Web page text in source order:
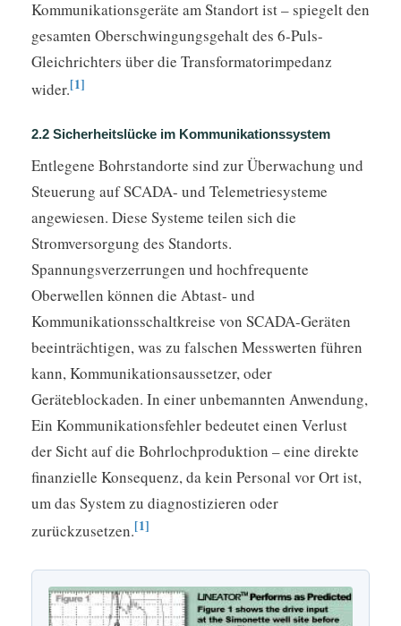
Kommunikationsgeräte am Standort ist – spiegelt den
gesamten Oberschwingungsgehalt des 6-Puls-
Gleichrichters über die Transformatorimpedanz
wider.[1]
2.2 Sicherheitslücke im Kommunikationssystem
Entlegene Bohrstandorte sind zur Überwachung und
Steuerung auf SCADA- und Telemetriesysteme
angewiesen. Diese Systeme teilen sich die
Stromversorgung des Standorts.
Spannungsverzerrungen und hochfrequente
Oberwellen können die Abtast- und
Kommunikationsschaltkreise von SCADA-Geräten
beeinträchtigen, was zu falschen Messwerten führen
kann, Kommunikationsaussetzer, oder
Geräteblockaden. In einer unbemannten Anwendung,
Ein Kommunikationsfehler bedeutet einen Verlust
der Sicht auf die Bohrlochproduktion – eine direkte
finanzielle Konsequenz, da kein Personal vor Ort ist,
um das System zu diagnostizieren oder
zurückzusetzen.[1]